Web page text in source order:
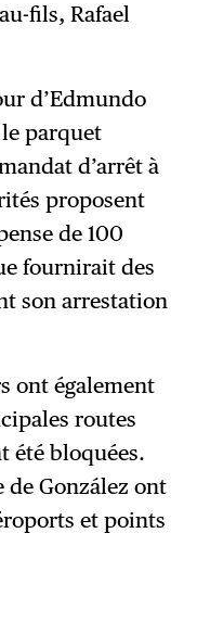
fils, Rafael
d’Edmundo
parquet
d’arrêt à
proposent
de 100
fournirait des
son arrestation
ont également
routes
été bloquées.
de González ont
et points